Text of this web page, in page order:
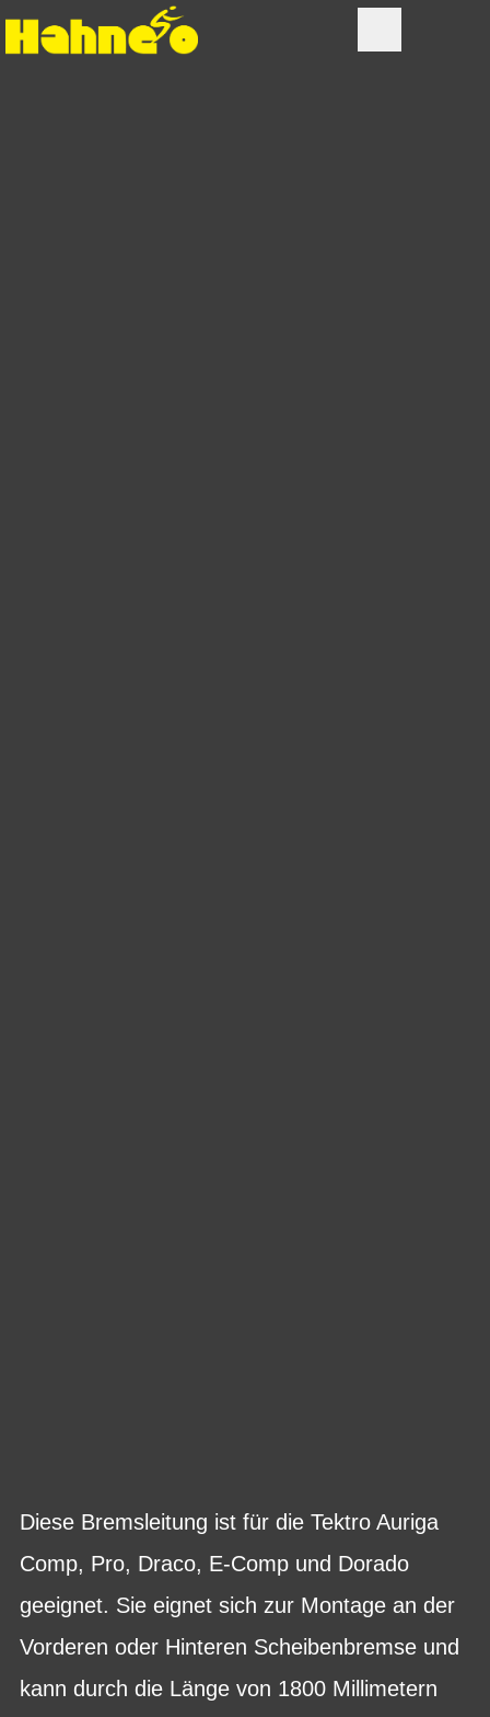
Diese Bremsleitung ist für die Tektro Auriga
Comp, Pro, Draco, E-Comp und Dorado
geeignet. Sie eignet sich zur Montage an der
Vorderen oder Hinteren Scheibenbremse und
kann durch die Länge von 1800 Millimetern